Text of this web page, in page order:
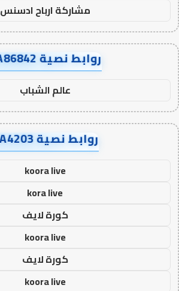
مشاركة ارباح ادسنس
روابط نصية AA86842
عالم الشباب
روابط نصية AA4203
koora live
kora live
كورة لايف
koora live
كورة لايف
koora live